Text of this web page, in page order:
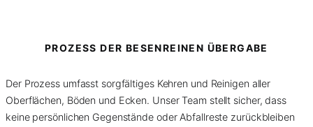
PROZESS DER BESENREINEN ÜBERGABE
Der Prozess umfasst sorgfältiges Kehren und Reinigen aller
Oberflächen, Böden und Ecken. Unser Team stellt sicher, dass
keine persönlichen Gegenstände oder Abfallreste zurückbleiben